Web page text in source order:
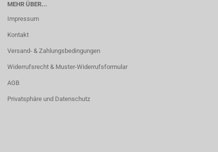
MEHR ÜBER...
Impressum
Kontakt
Versand- & Zahlungsbedingungen
Widerrufsrecht & Muster-Widerrufsformular
AGB
Privatsphäre und Datenschutz